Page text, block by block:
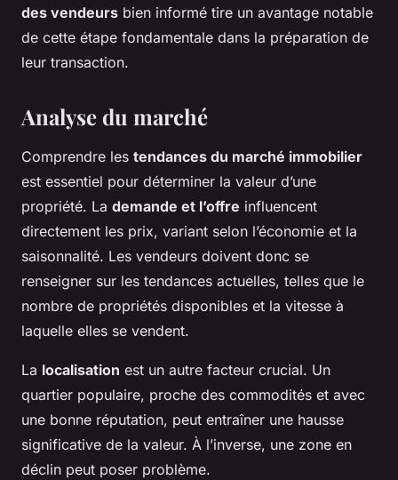
des vendeurs bien informé tire un avantage notable
de cette étape fondamentale dans la préparation de
leur transaction.
Analyse du marché
Comprendre les tendances du marché immobilier
est essentiel pour déterminer la valeur d’une
propriété. La demande et l’offre influencent
directement les prix, variant selon l’économie et la
saisonnalité. Les vendeurs doivent donc se
renseigner sur les tendances actuelles, telles que le
nombre de propriétés disponibles et la vitesse à
laquelle elles se vendent.
La localisation est un autre facteur crucial. Un
quartier populaire, proche des commodités et avec
une bonne réputation, peut entraîner une hausse
significative de la valeur. À l’inverse, une zone en
déclin peut poser problème.